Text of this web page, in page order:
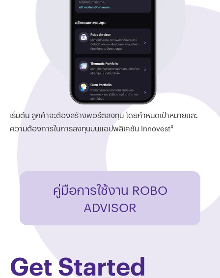
เริ่มต้น ลูกค้าจะต้องสร้างพอร์ตลงทุน โดยกำหนดเป้าหมายและ
ความต้องการในการลงทุนบนแอปพลิเคชัน Innovestx
คู่มือการใช้งาน ROBO
ADVISOR
Get Started